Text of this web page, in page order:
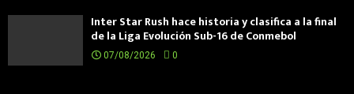
Inter Star Rush hace historia y clasifica a la final
de la Liga Evolución Sub-16 de Conmebol
07/08/2026 0